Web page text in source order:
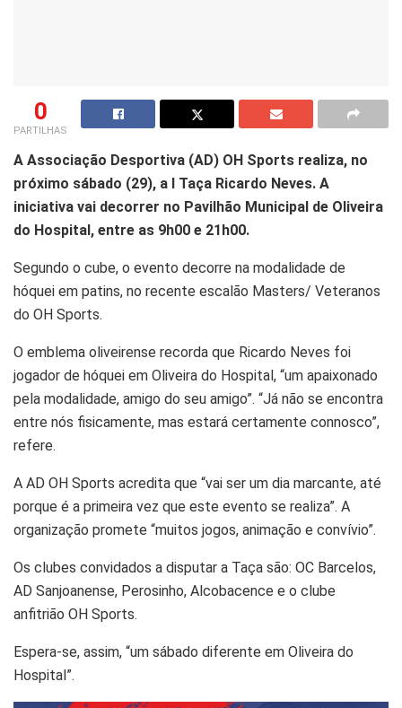
0
PARTILHAS
A Associação Desportiva (AD) OH Sports realiza, no
próximo sábado (29), a I Taça Ricardo Neves. A
iniciativa vai decorrer no Pavilhão Municipal de Oliveira
do Hospital, entre as 9h00 e 21h00.
Segundo o cube, o evento decorre na modalidade de
hóquei em patins, no recente escalão Masters/ Veteranos
do OH Sports.
O emblema oliveirense recorda que Ricardo Neves foi
jogador de hóquei em Oliveira do Hospital, “um apaixonado
pela modalidade, amigo do seu amigo”. “Já não se encontra
entre nós fisicamente, mas estará certamente connosco”,
refere.
A AD OH Sports acredita que “vai ser um dia marcante, até
porque é a primeira vez que este evento se realiza”. A
organização promete “muitos jogos, animação e convívio”.
Os clubes convidados a disputar a Taça são: OC Barcelos,
AD Sanjoanense, Perosinho, Alcobacence e o clube
anfitrião OH Sports.
Espera-se, assim, “um sábado diferente em Oliveira do
Hospital”.